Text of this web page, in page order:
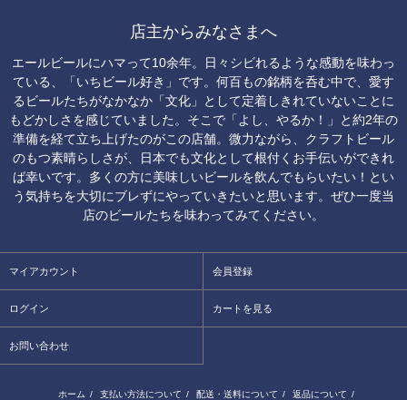
店主からみなさまへ
エールビールにハマって10余年。日々シビれるような感動を味わっ
ている、「いちビール好き」です。何百もの銘柄を呑む中で、愛す
るビールたちがなかなか「文化」として定着しきれていないことに
もどかしさを感じていました。そこで「よし、やるか！」と約2年の
準備を経て立ち上げたのがこの店舗。微力ながら、クラフトビール
のもつ素晴らしさが、日本でも文化として根付くお手伝いができれ
ば幸いです。多くの方に美味しいビールを飲んでもらいたい！とい
う気持ちを大切にブレずにやっていきたいと思います。ぜひ一度当
店のビールたちを味わってみてください。
マイアカウント 会員登録
ログイン カートを見る
お問い合わせ
ホーム / 支払い方法について / 配送・送料について / 返品について /